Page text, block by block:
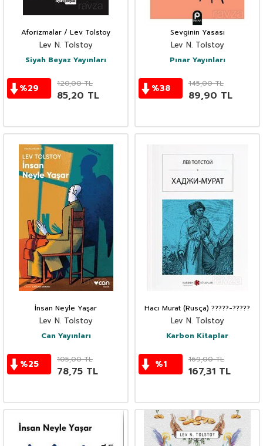
Aforizmalar / Lev Tolstoy
Lev N. Tolstoy
Siyah Beyaz Yayınları
%29 120,00TL
85,20 TL
Sevginin Yasası
Lev N. Tolstoy
Pınar Yayınları
%38 145,00TL
89,90 TL
İnsan Neyle Yaşar
Lev N. Tolstoy
Can Yayınları
%25 105,00TL
78,75 TL
Hacı Murat (Rusça) ?????-?????
Lev N. Tolstoy
Karbon Kitaplar
%1 169,00TL
167,31 TL